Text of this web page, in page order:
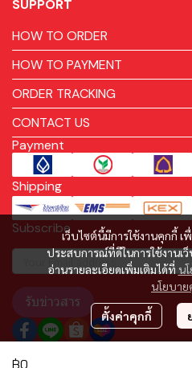
฿0
เว็บไซต์นี้มีการใช้งานคุกกี้
ประสบการณ์ที่ดีในการใช้งานเ
อ่านรายละเอียดเพิ่มเติมได้ที่ น
นโยบาย
ตั้งค่าคุกกี้
SUPPORT
HOW TO ORDER
HOW TO PAYMENT
ORDER TRACKING
CONTACT US
Payment
Shipping
Subscribe
รับข่าวสาร